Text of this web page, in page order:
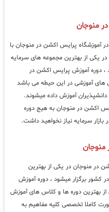
منوجان
آموزشگاه پرایس اکشن در منوجان با
در یکی از بهترین مجموعه های سرمایه
، دوره آموزش پرایس اکشن در
های آموزشی در این حیطه می باشد
آموزش داده میشوند.
اکشن در منوجان به هیج دوره
سرمایه نیاز نخواهید داشت.
منوجان در یکی از بهترین
کشور برگزار میشود ، دوره آموزش
بهترین دوره ها و کلاس های آموزش
کاملا تخصصی کلیه مفاهیم به